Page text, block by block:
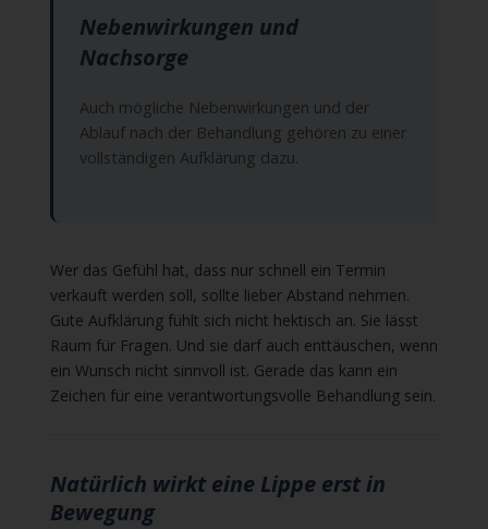
Nebenwirkungen und
Nachsorge
Auch mögliche Nebenwirkungen und der
Ablauf nach der Behandlung gehören zu einer
vollständigen Aufklärung dazu.
Wer das Gefühl hat, dass nur schnell ein Termin
verkauft werden soll, sollte lieber Abstand nehmen.
Gute Aufklärung fühlt sich nicht hektisch an. Sie lässt
Raum für Fragen. Und sie darf auch enttäuschen, wenn
ein Wunsch nicht sinnvoll ist. Gerade das kann ein
Zeichen für eine verantwortungsvolle Behandlung sein.
Natürlich wirkt eine Lippe erst in
Bewegung